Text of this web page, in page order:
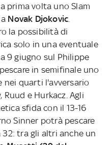
prima volta uno Slam
Novak Djokovic
la possibilità di
solo in una eventuale
9 giugno sul Philippe
in semifinale uno
nei quarti l'avversario
Ruud e Hurkacz. Agli
sfida con il 13-16
Sinner potrà pescare
tra gli altri anche un